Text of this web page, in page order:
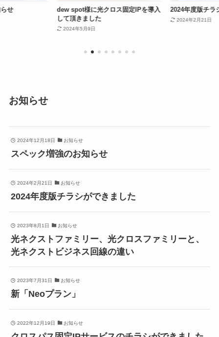
せ
dew spot様に光クロス固定IPを導入
して頂きました
2024年5月9日
2024年度版チラ
2024年2月21日
お知らせ
2024年12月18日 お知らせ
スペック増強のお知らせ
2024年2月21日 お知らせ
2024年度版チラシができました
2023年8月1日 お知らせ
光ネクストファミリー、光クロスファミリーと、
光ネクストビジネス回線の違い
2023年7月31日 お知らせ
新「Neoプラン」
2022年12月19日 お知らせ